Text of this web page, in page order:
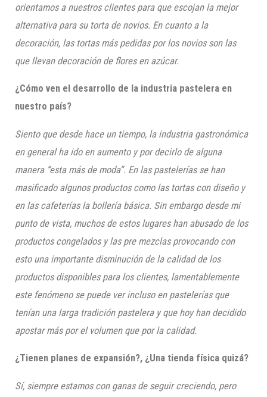
orientamos a nuestros clientes para que escojan la mejor
alternativa para su torta de novios. En cuanto a la
decoración, las tortas más pedidas por los novios son las
que llevan decoración de flores en azúcar.
¿Cómo ven el desarrollo de la industria pastelera en
nuestro país?
Siento que desde hace un tiempo, la industria gastronómica
en general ha ido en aumento y por decirlo de alguna
manera “esta más de moda”. En las pastelerías se han
masificado algunos productos como las tortas con diseño y
en las cafeterías la bollería básica. Sin embargo desde mi
punto de vista, muchos de estos lugares han abusado de los
productos congelados y las pre mezclas provocando con
esto una importante disminución de la calidad de los
productos disponibles para los clientes, lamentablemente
este fenómeno se puede ver incluso en pastelerías que
tenían una larga tradición pastelera y que hoy han decidido
apostar más por el volumen que por la calidad.
¿Tienen planes de expansión?, ¿Una tienda física quizá?
Sí, siempre estamos con ganas de seguir creciendo, pero